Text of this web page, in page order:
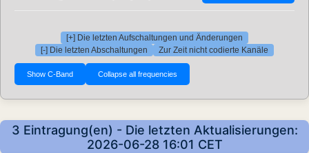
[+] Die letzten Aufschaltungen und Änderungen
[-] Die letzten Abschaltungen
Zur Zeit nicht codierte Kanäle
3 Eintragung(en) - Die letzten Aktualisierungen:
2026-06-28 16:01 CET